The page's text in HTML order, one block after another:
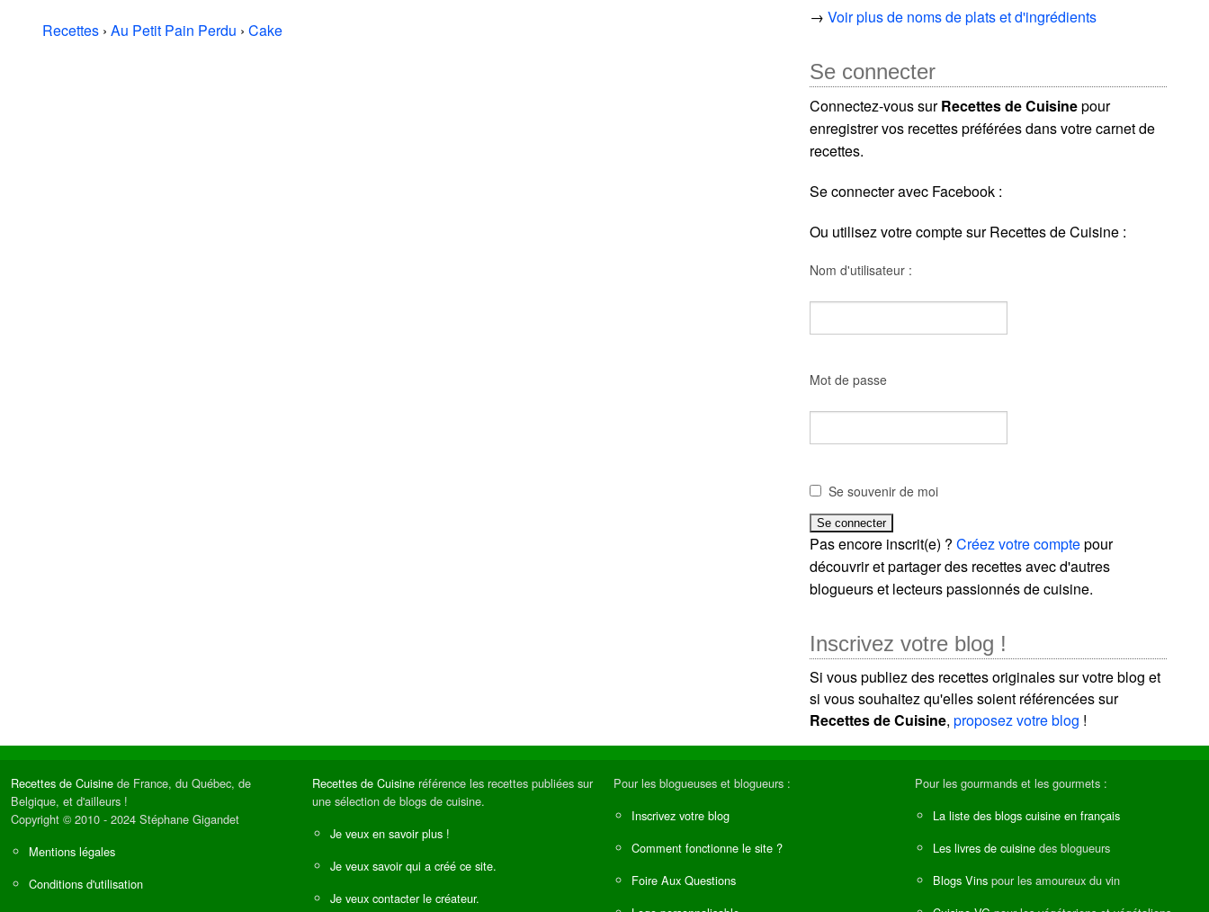
Recettes › Au Petit Pain Perdu › Cake
→Voir plus de noms de plats et d'ingrédients
Se connecter
Connectez-vous surRecettes de Cuisinepour
enregistrer vos recettes préférées dans votre carnet de
recettes.
Se connecter avec Facebook :
Ou utilisez votre compte sur Recettes de Cuisine :
Nom d'utilisateur :
Mot de passe
Se souvenir de moi
Pas encore inscrit(e) ?Créez votre comptepour
découvrir et partager des recettes avec d'autres
blogueurs et lecteurs passionnés de cuisine.
Inscrivez votre blog !
Si vous publiez des recettes originales sur votre blog et
si vous souhaitez qu'elles soient référencées sur
Recettes de Cuisine,proposez votre blog !
Recettes de Cuisine de France, du Québec, de
Belgique, et d'ailleurs !
Copyright © 2010 - 2024 Stéphane Gigandet
Mentions légales
Conditions d'utilisation
Recettes de Cuisine référence les recettes publiées sur
une sélection de blogs de cuisine.
Je veux en savoir plus !
Je veux savoir qui a créé ce site.
Je veux contacter le créateur.
Pour les blogueuses et blogueurs :
Inscrivez votre blog
Comment fonctionne le site ?
Foire Aux Questions
Pour les gourmands et les gourmets :
La liste des blogs cuisine en français
Les livres de cuisine des blogueurs
Blogs Vins pour les amoureux du vin